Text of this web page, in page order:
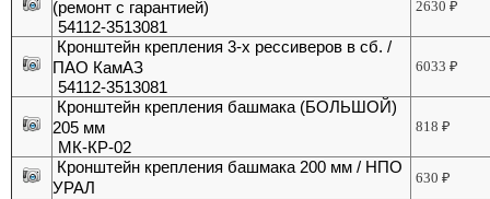
(ремонт с гарантией)
54112-3513081
2630₽
Кронштейн крепления 3-х рессиверов в сб. /
ПАО КамАЗ
54112-3513081
6033₽
Кронштейн крепления башмака (БОЛЬШОЙ)
205 мм
МК-КР-02
818₽
Кронштейн крепления башмака 200 мм / НПО
УРАЛ
630₽